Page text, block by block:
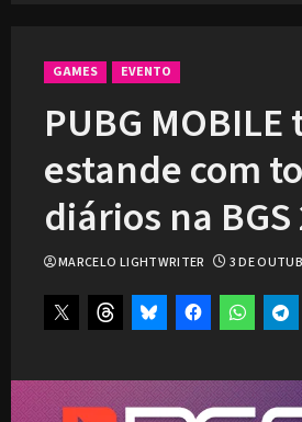
GAMES EVENTO
PUBG MOBILE
estande com
diários na BGS
MARCELO LIGHTWRITER 3 DE